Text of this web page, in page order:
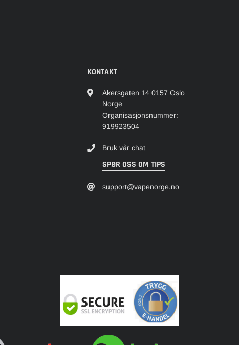
KONTAKT
Akersgaten 14 0157 Oslo
Norge
Organisasjonsnummer:
919923504
Bruk vår chat
SPØR OSS OM TIPS
support@vapenorge.no